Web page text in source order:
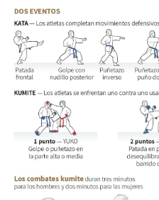
Datos de Japón
Fragmentos de Japón
Gente
Blog
Tokio